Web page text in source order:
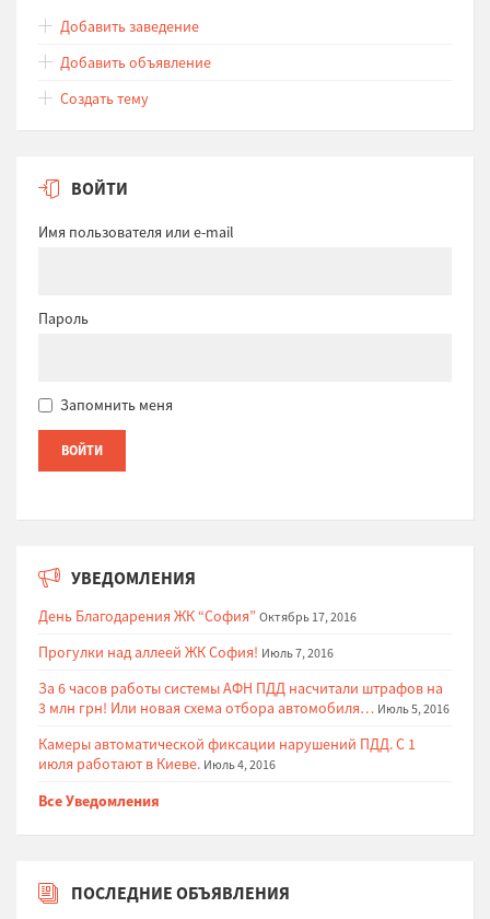
Добавить заведение
Добавить объявление
Создать тему
ВОЙТИ
Имя пользователя или e-mail
Пароль
Запомнить меня
УВЕДОМЛЕНИЯ
День Благодарения ЖК “София” Октябрь 17, 2016
Прогулки над аллеей ЖК София! Июль 7, 2016
За 6 часов работы системы АФН ПДД насчитали штрафов на
3 млн грн! Или новая схема отбора автомобиля… Июль 5, 2016
Камеры автоматической фиксации нарушений ПДД. С 1
июля работают в Киеве. Июль 4, 2016
Все Уведомления
ПОСЛЕДНИЕ ОБЪЯВЛЕНИЯ